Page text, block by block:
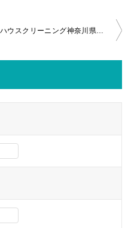
ハウスクリーニング神奈川県相模原市エアコンクリーニングで防カビ対策！